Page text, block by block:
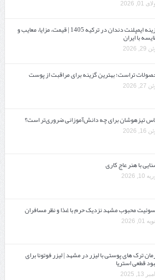
01, 2026
هزینه ایمپلنت دندان در ترکیه 1405 | قیمت، مزایا، معایب و
با ایران
2026
تراست؛ بهترین گزینه برای مراقبت از پوست
2026
تیزهوشان برای چه دانش‌آموزانی ضروری‌تر است؟
2026
با هنر عاج کاری
2026
01, 2026
ترک های پوستی با لیزر در مشهد | لیزر فوتونا برای
قطعی استریا
13, 2025